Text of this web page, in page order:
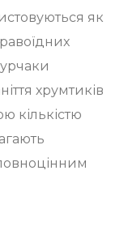
як
хрумтиків
кількістю